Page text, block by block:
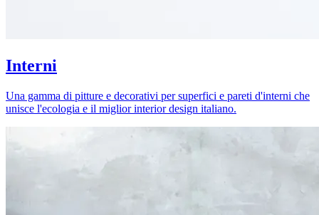
Interni
Una gamma di pitture e decorativi per superfici e pareti d'interni che
unisce l'ecologia e il miglior interior design italiano.